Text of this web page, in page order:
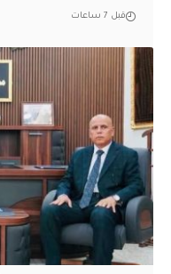
قبل 7 ساعات